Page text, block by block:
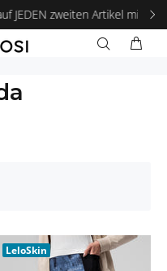
dem Code:LELOSI25.
LeloSkin